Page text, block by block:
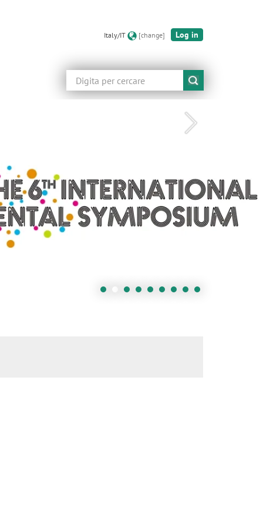
Italy/IT [change] Log in
Cerca